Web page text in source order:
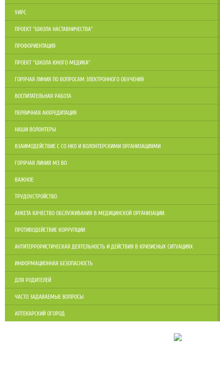
УИРС
ПРОЕКТ "ШКОЛА НАСТАВНИЧЕСТВА"
ПРОФОРИЕНТАЦИЯ
ПРОЕКТ "ШКОЛА ЮНОГО МЕДИКА"
ГОРЯЧАЯ ЛИНИЯ ПО ВОПРОСАМ ЭЛЕКТРОННОГО ОБУЧЕНИЯ
ВОСПИТАТЕЛЬНАЯ РАБОТА
ПЕРВИЧНАЯ АККРЕДИТАЦИЯ
НАШИ ВОЛОНТЕРЫ
ВЗАИМОДЕЙСТВИЕ С СО НКО И ВОЛОНТЕРСКИМИ ОРГАНИЗАЦИЯМИ
ГОРЯЧАЯ ЛИНИЯ МЗ ВО
ВАЖНОЕ
ТРУДОУСТРОЙСТВО
АНКЕТА КАЧЕСТВО ОБСЛУЖИВАНИЯ В МЕДИЦИНСКОЙ ОРГАНИЗАЦИИ.
ПРОТИВОДЕЙСТВИЕ КОРРУПЦИИ
АНТИТЕРРОРИСТИЧЕСКАЯ ДЕЯТЕЛЬНОСТЬ И ДЕЙСТВИЯ В КРИЗИСНЫХ СИТУАЦИЯХ
ИНФОРМАЦИОННАЯ БЕЗОПАСНОСТЬ
ДЛЯ РОДИТЕЛЕЙ
ЧАСТО ЗАДАВАЕМЫЕ ВОПРОСЫ
АПТЕКАРСКИЙ ОГОРОД